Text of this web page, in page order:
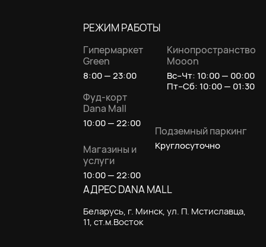
РЕЖИМ РАБОТЫ
Гипермаркет
Green
8:00 — 23:00
Фуд-корт
Dana Mall
10:00 — 22:00
Магазины и
услуги
10:00 — 22:00
Подземный паркинг
Круглосуточно
Кинопространство
Mooon
Вс–Чт: 10:00 — 00:00
Пт–Сб: 10:00 — 01:30
АДРЕС DANA MALL
Беларусь, г. Минск, ул. П. Мстиславца,
11, ст.м.Восток